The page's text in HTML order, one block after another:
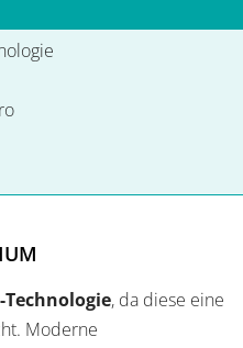
Technologie, da diese eine
Moderne